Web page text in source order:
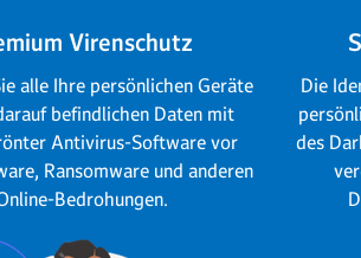
Virenschutz
alle Ihre persönlichen Geräte
befindlichen Daten mit
Antivirus-Software vor
Ransomware und anderen
Bedrohungen.
Die
des